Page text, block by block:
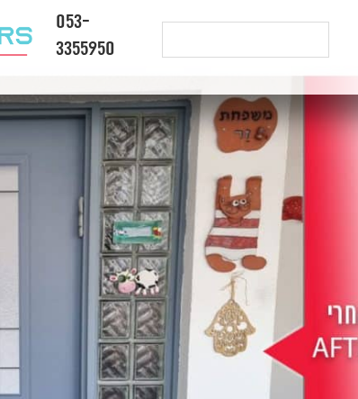
053-
3355950